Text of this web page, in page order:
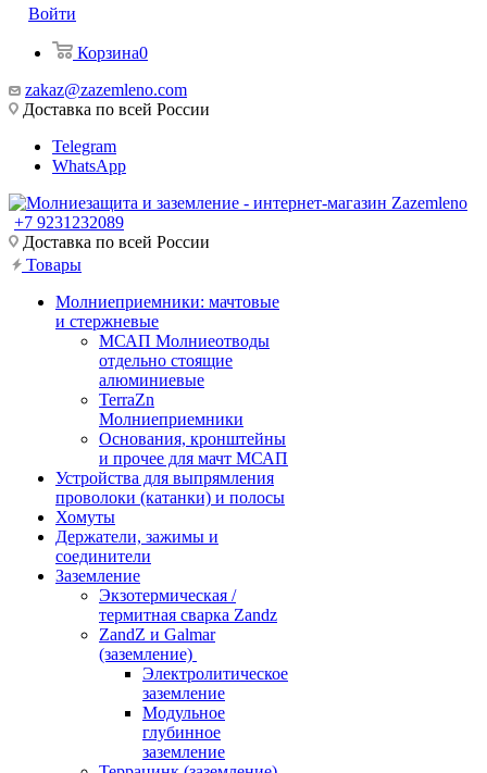
Войти
Корзина0
zakaz@zazemleno.com
Доставка по всей России
Telegram
WhatsApp
+7 9231232089
Доставка по всей России
Товары
Молниеприемники: мачтовые
и стержневые
МСАП Молниеотводы
отдельно стоящие
алюминиевые
TerraZn
Молниеприемники
Основания, кронштейны
и прочее для мачт МСАП
Устройства для выпрямления
проволоки (катанки) и полосы
Хомуты
Держатели, зажимы и
соединители
Заземление
Экзотермическая /
термитная сварка Zandz
ZandZ и Galmar
(заземление)
Электролитическое
заземление
Модульное
глубинное
заземление